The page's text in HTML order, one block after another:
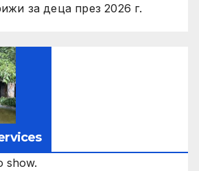
за деца през 2026 г.
show.